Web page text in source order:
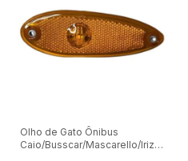
Olho de Gato Ônibus
Caio/Busscar/Mascarello/Irizar